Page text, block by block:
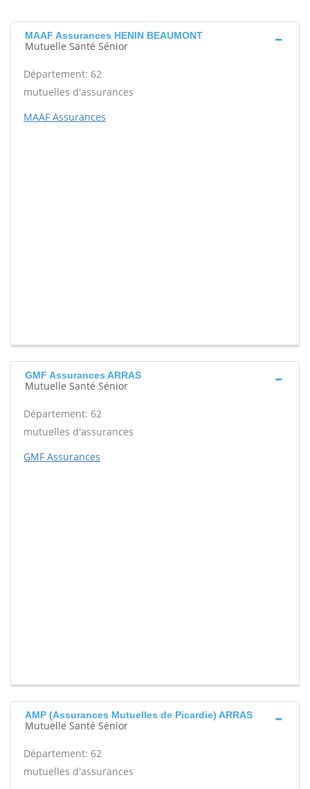
MAAF Assurances HENIN BEAUMONT
Mutuelle Santé Sénior
Département: 62
mutuelles d'assurances
MAAF Assurances
GMF Assurances ARRAS
Mutuelle Santé Sénior
Département: 62
mutuelles d'assurances
GMF Assurances
AMP (Assurances Mutuelles de Picardie) ARRAS
Mutuelle Santé Sénior
Département: 62
mutuelles d'assurances